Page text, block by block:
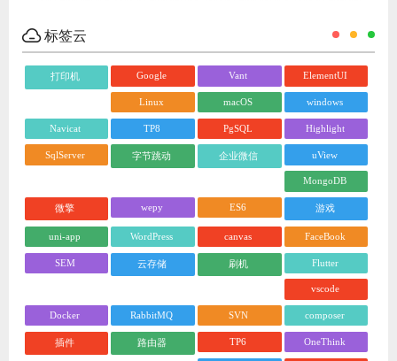
标签云
打印机 Google Vant ElementUI
Linux macOS windows
Navicat TP8 PgSQL Highlight
SqlServer 字节跳动 企业微信 uView
MongoDB
微擎 wepy ES6 游戏
uni-app WordPress canvas FaceBook
SEM 云存储 刷机 Flutter
vscode
Docker RabbitMQ SVN composer
插件 路由器 TP6 OneThink